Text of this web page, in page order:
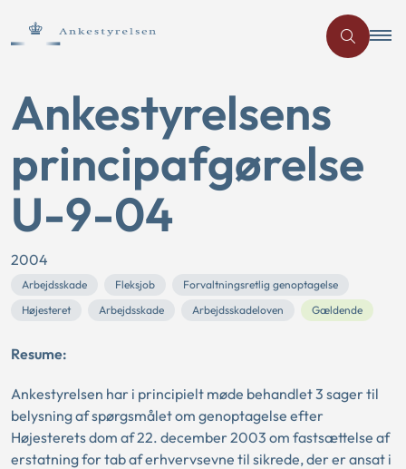
Ankestyrelsens
principafgørelse
U-9-04
2004
Arbejdsskade Fleksjob
Forvaltningsretlig genoptagelse
Højesteret
Arbejdsskade Arbejdsskadeloven Gældende
Resume:
Ankestyrelsen har i principielt møde behandlet 3 sager til
belysning af spørgsmålet om genoptagelse efter
Højesterets dom af 22. december 2003 om fastsættelse af
erstatning for tab af erhvervsevne til sikrede, der er ansat i